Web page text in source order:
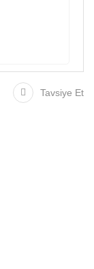
Tavsiye Et